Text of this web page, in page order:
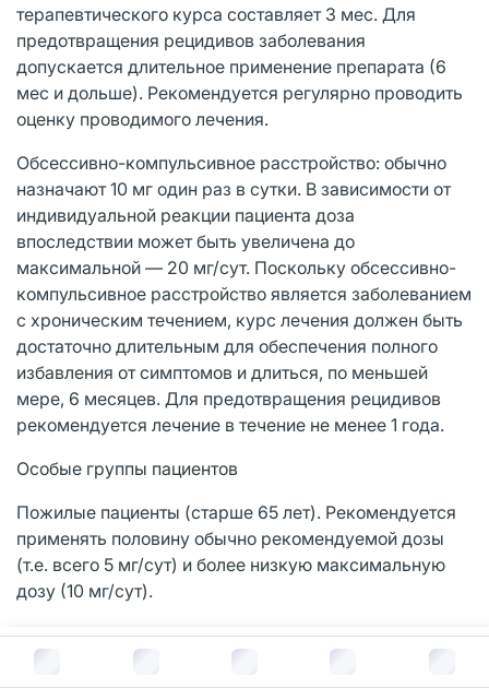
В корзину за руб.
терапевтического курса составляет 3 мес. Для
предотвращения рецидивов заболевания
допускается длительное применение препарата (6
мес и дольше). Рекомендуется регулярно проводить
оценку проводимого лечения.
Обсессивно-компульсивное расстройство: обычно
назначают 10 мг один раз в сутки. В зависимости от
индивидуальной реакции пациента доза
впоследствии может быть увеличена до
максимальной — 20 мг/сут. Поскольку обсессивно-
компульсивное расстройство является заболеванием
с хроническим течением, курс лечения должен быть
достаточно длительным для обеспечения полного
избавления от симптомов и длиться, по меньшей
мере, 6 месяцев. Для предотвращения рецидивов
рекомендуется лечение в течение не менее 1 года.
Особые группы пациентов
Пожилые пациенты (старше 65 лет). Рекомендуется
применять половину обычно рекомендуемой дозы
(т.е. всего 5 мг/сут) и более низкую максимальную
дозу (10 мг/сут).
Дети и подростки (до 18 лет). Ципралекс не следует